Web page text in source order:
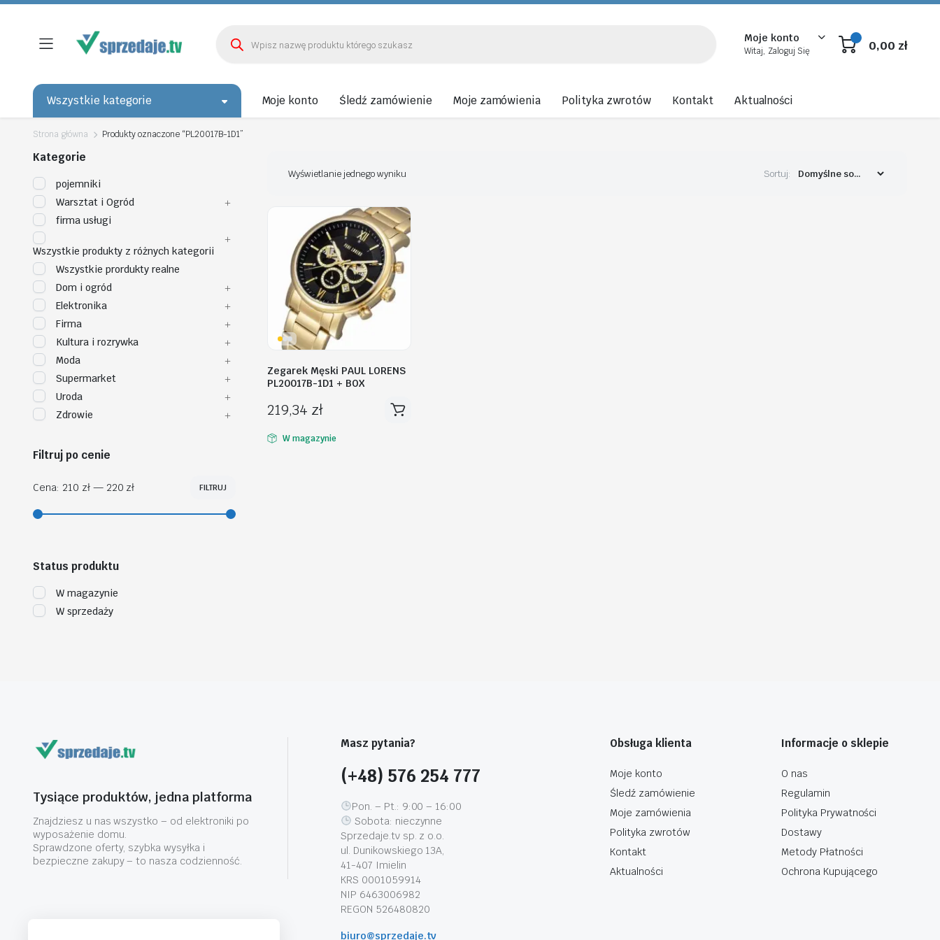
produktów
Moje konto
Witaj, Zaloguj Się 0,00 zł
Wszystkie kategorie Moje konto Śledź zamówienie Moje zamówienia Polityka zwrotów Kontakt Aktualności
Strona główna Produkty oznaczone “PL20017B-1D1”
Wyświetlanie jednego wyniku Sortuj:
Zegarek Męski PAUL LORENS
PL20017B-1D1 + BOX
219,34 zł
W magazynie
Kategorie
pojemniki
Warsztat i Ogród
firma usługi
Wszystkie produkty z różnych kategorii
Wszystkie prordukty realne
Dom i ogród
Elektronika
Firma
Kultura i rozrywka
Moda
Supermarket
Uroda
Zdrowie
Filtruj po cenie
FILTRUJ
Cena: 210 zł— 220 zł
Status produktu
W magazynie
W sprzedaży
Tysiące produktów, jedna platforma
Znajdziesz u nas wszystko – od elektroniki po
wyposażenie domu.
Sprawdzone oferty, szybka wysyłka i
bezpieczne zakupy – to nasza codzienność.
Masz pytania?
(+48) 576 254 777
Pon. – Pt.: 9:00 – 16:00
Sobota: nieczynne
Sprzedaje.tv sp. z o.o.
ul. Dunikowskiego 13A,
41-407 Imielin
KRS 0001059914
NIP 6463006982
REGON 526480820
biuro@sprzedaje.tv
Obsługa klienta
Moje konto
Śledź zamówienie
Moje zamówienia
Polityka zwrotów
Kontakt
Aktualności
Informacje o sklepie
O nas
Regulamin
Polityka Prywatności
Dostawy
Metody Płatności
Ochrona Kupującego